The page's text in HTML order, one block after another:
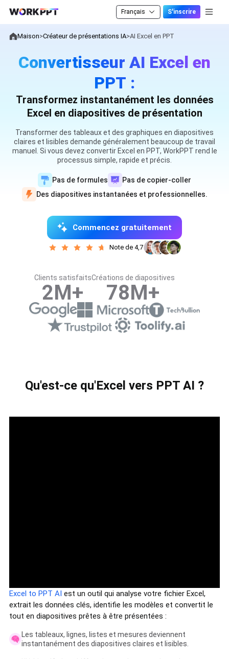
Français S'inscrire
Maison>Créateur de présentations IA>AI Excel en PPT
Convertisseur AI Excel en
PPT :
Transformez instantanément les données
Excel en diapositives de présentation
Transformer des tableaux et des graphiques en diapositives
claires et lisibles demande généralement beaucoup de travail
manuel. Si vous devez convertir Excel en PPT, WorkPPT rend le
processus simple, rapide et précis.
Pas de formules
Pas de copier-coller
Des diapositives instantanées et professionnelles.
Commencez gratuitement
Note de 4,7
Clients satisfaits
2M+
Créations de diapositives
78M+
Qu'est-ce qu'Excel vers PPT AI ?
Excel to PPT AI est un outil qui analyse votre fichier Excel,
extrait les données clés, identifie les modèles et convertit le
tout en diapositives prêtes à être présentées :
Les tableaux, lignes, listes et mesures deviennent
instantanément des diapositives claires et lisibles.